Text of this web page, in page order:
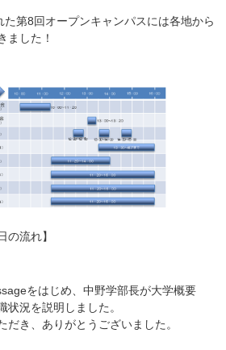
第8回オープンキャンパスには各地から
ました！
の流れ】
をはじめ、中野学部長が大学概要
状況を説明しました。
だき、ありがとうございました。